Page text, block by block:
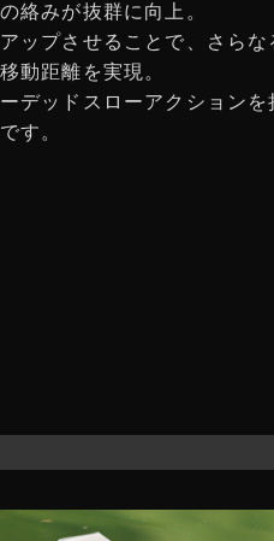
絡みが抜群に向上。
ップさせることで、さらな
動距離を実現。
デッドスローアクションを
す。